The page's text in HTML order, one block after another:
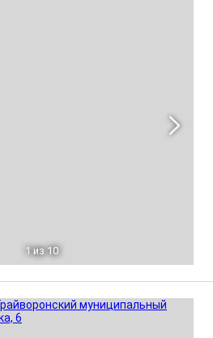
1 из 10